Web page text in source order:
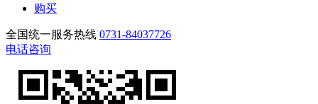
购买
全国统一服务热线 0731-84037726
电话咨询